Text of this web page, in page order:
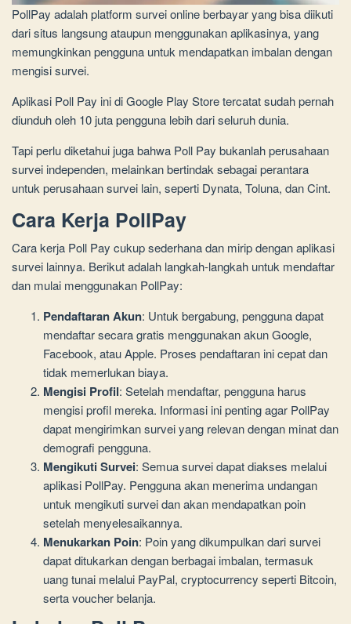
PollPay adalah platform survei online berbayar yang bisa diikuti
dari situs langsung ataupun menggunakan aplikasinya, yang
memungkinkan pengguna untuk mendapatkan imbalan dengan
mengisi survei.
Aplikasi Poll Pay ini di Google Play Store tercatat sudah pernah
diunduh oleh 10 juta pengguna lebih dari seluruh dunia.
Tapi perlu diketahui juga bahwa Poll Pay bukanlah perusahaan
survei independen, melainkan bertindak sebagai perantara
untuk perusahaan survei lain, seperti Dynata, Toluna, dan Cint.
Cara Kerja PollPay
Cara kerja Poll Pay cukup sederhana dan mirip dengan aplikasi
survei lainnya. Berikut adalah langkah-langkah untuk mendaftar
dan mulai menggunakan PollPay:
Pendaftaran Akun: Untuk bergabung, pengguna dapat
mendaftar secara gratis menggunakan akun Google,
Facebook, atau Apple. Proses pendaftaran ini cepat dan
tidak memerlukan biaya.
Mengisi Profil: Setelah mendaftar, pengguna harus
mengisi profil mereka. Informasi ini penting agar PollPay
dapat mengirimkan survei yang relevan dengan minat dan
demografi pengguna.
Mengikuti Survei: Semua survei dapat diakses melalui
aplikasi PollPay. Pengguna akan menerima undangan
untuk mengikuti survei dan akan mendapatkan poin
setelah menyelesaikannya.
Menukarkan Poin: Poin yang dikumpulkan dari survei
dapat ditukarkan dengan berbagai imbalan, termasuk
uang tunai melalui PayPal, cryptocurrency seperti Bitcoin,
serta voucher belanja.